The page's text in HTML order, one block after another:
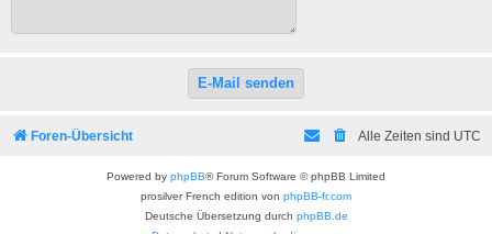
Foren-Übersicht Alle Zeiten sind UTC
Powered by phpBB® Forum Software © phpBB Limited
prosilver French edition von phpBB-fr.com
Deutsche Übersetzung durch phpBB.de